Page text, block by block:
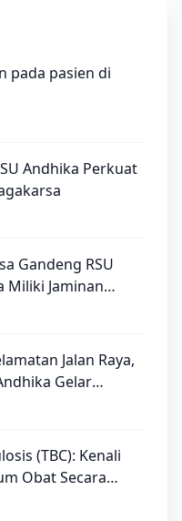
pada pasien di
Andhika Perkuat
Gandeng RSU
Miliki Jaminan
Jalan Raya,
Gelar
(TBC): Kenali
Obat Secara